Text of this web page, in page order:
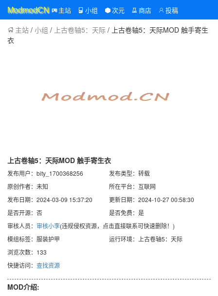
ModmodCN 主站 小组 次元 商店 投稿
主站 / 小组 / 上古卷轴5：天际 / 上古卷轴5：天际MOD 触手寄生
衣
上古卷轴5：天际MOD 触手寄生衣
发布用户：bity_1700368256
发布类型：转载
原创作者：未知
所在平台：互联网
发布日期：2024-03-09 15:37:20
更新日期：2024-10-27 00:58:30
是否开源：否
是否免费：是
审核人员： 审核小李(违规侵权资源，点击直接联系可快速删除！)
模组标签：服装护甲
运行环境：上古卷轴5：天际
浏览次数：133
快捷访问： 查找资源
MOD介绍: